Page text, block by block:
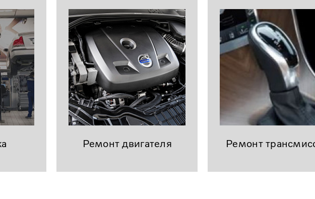
Ремонт двигателя Ремонт